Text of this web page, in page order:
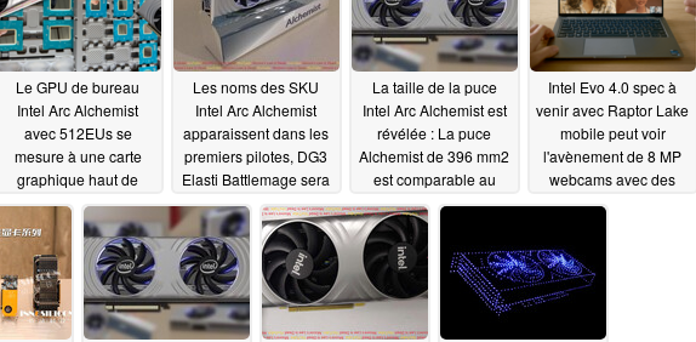
Le GPU de bureau
Intel Arc Alchemist
avec 512EUs se
mesure à une carte
graphique haut de
gamme Nvidia Ampere
dans les tests de
référence
01/21/2022
Les noms des SKU
Intel Arc Alchemist
apparaissent dans les
premiers pilotes, DG3
Elasti Battlemage sera
doté d'une architecture
multi-GPU pour
affronter Nvidia
Lovelace et AMD
RDNA 3
12/19/2021
La taille de la puce
Intel Arc Alchemist est
révélée : La puce
Alchemist de 396 mm2
est comparable au
GA104 présent dans la
RTX 3070 Ti de
GeForce
12/13/2021
Intel Evo 4.0 spec à
venir avec Raptor Lake
mobile peut voir
l'avènement de 8 MP
webcams avec des
scores élevés de